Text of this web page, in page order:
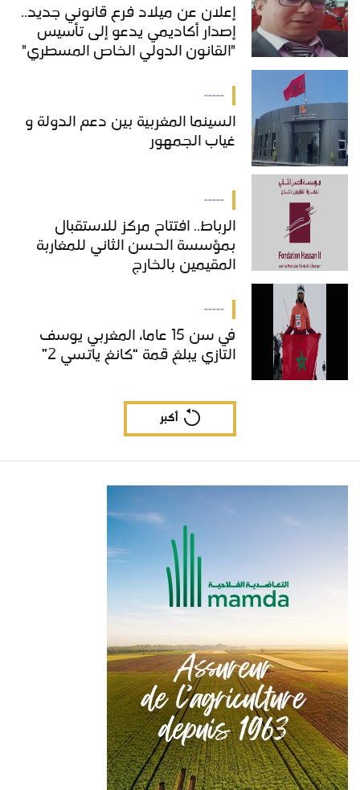
إعلان عن ميلاد فرع قانوني جديد..
إصدار أكاديمي يدعو إلى تأسيس
"القانون الدولي الخاص المسطري"
-----
السينما المغربية بين دعم الدولة و
غياب الجمهور
-----
الرباط.. افتتاح مركز للاستقبال
بمؤسسة الحسن الثاني للمغاربة
المقيمين بالخارج
-----
في سن 15 عاما، المغربي يوسف
التازي يبلغ قمة “كانغ ياتسي 2”
أكبر